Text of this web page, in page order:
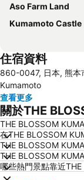
Aso Farm Land
Kumamoto Castle
住宿資料
860-0047, 日本, 熊本
Kumamoto
查看更多
關於THE
THE BLOSSOM
在THE BLOSSOM
THE BLOSSOM
THE BLOSSOM
哪些熱門景點靠近